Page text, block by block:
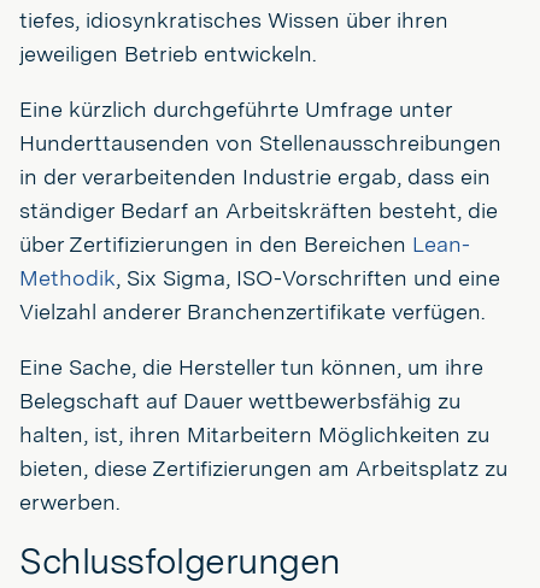
tiefes, idiosynkratisches Wissen über ihren
jeweiligen Betrieb entwickeln.
Eine kürzlich durchgeführte Umfrage unter
Hunderttausenden von Stellenausschreibungen
in der verarbeitenden Industrie ergab, dass ein
ständiger Bedarf an Arbeitskräften besteht, die
über Zertifizierungen in den Bereichen Lean-
Methodik, Six Sigma, ISO-Vorschriften und eine
Vielzahl anderer Branchenzertifikate verfügen.
Eine Sache, die Hersteller tun können, um ihre
Belegschaft auf Dauer wettbewerbsfähig zu
halten, ist, ihren Mitarbeitern Möglichkeiten zu
bieten, diese Zertifizierungen am Arbeitsplatz zu
erwerben.
Schlussfolgerungen